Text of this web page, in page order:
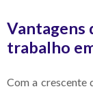
Vantagens
trabalho
Com a crescente